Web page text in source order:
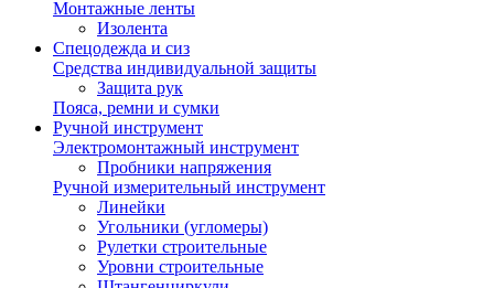
Монтажные ленты
Изолента
Спецодежда и сиз
Средства индивидуальной защиты
Защита рук
Пояса, ремни и сумки
Ручной инструмент
Электромонтажный инструмент
Пробники напряжения
Ручной измерительный инструмент
Линейки
Угольники (угломеры)
Рулетки строительные
Уровни строительные